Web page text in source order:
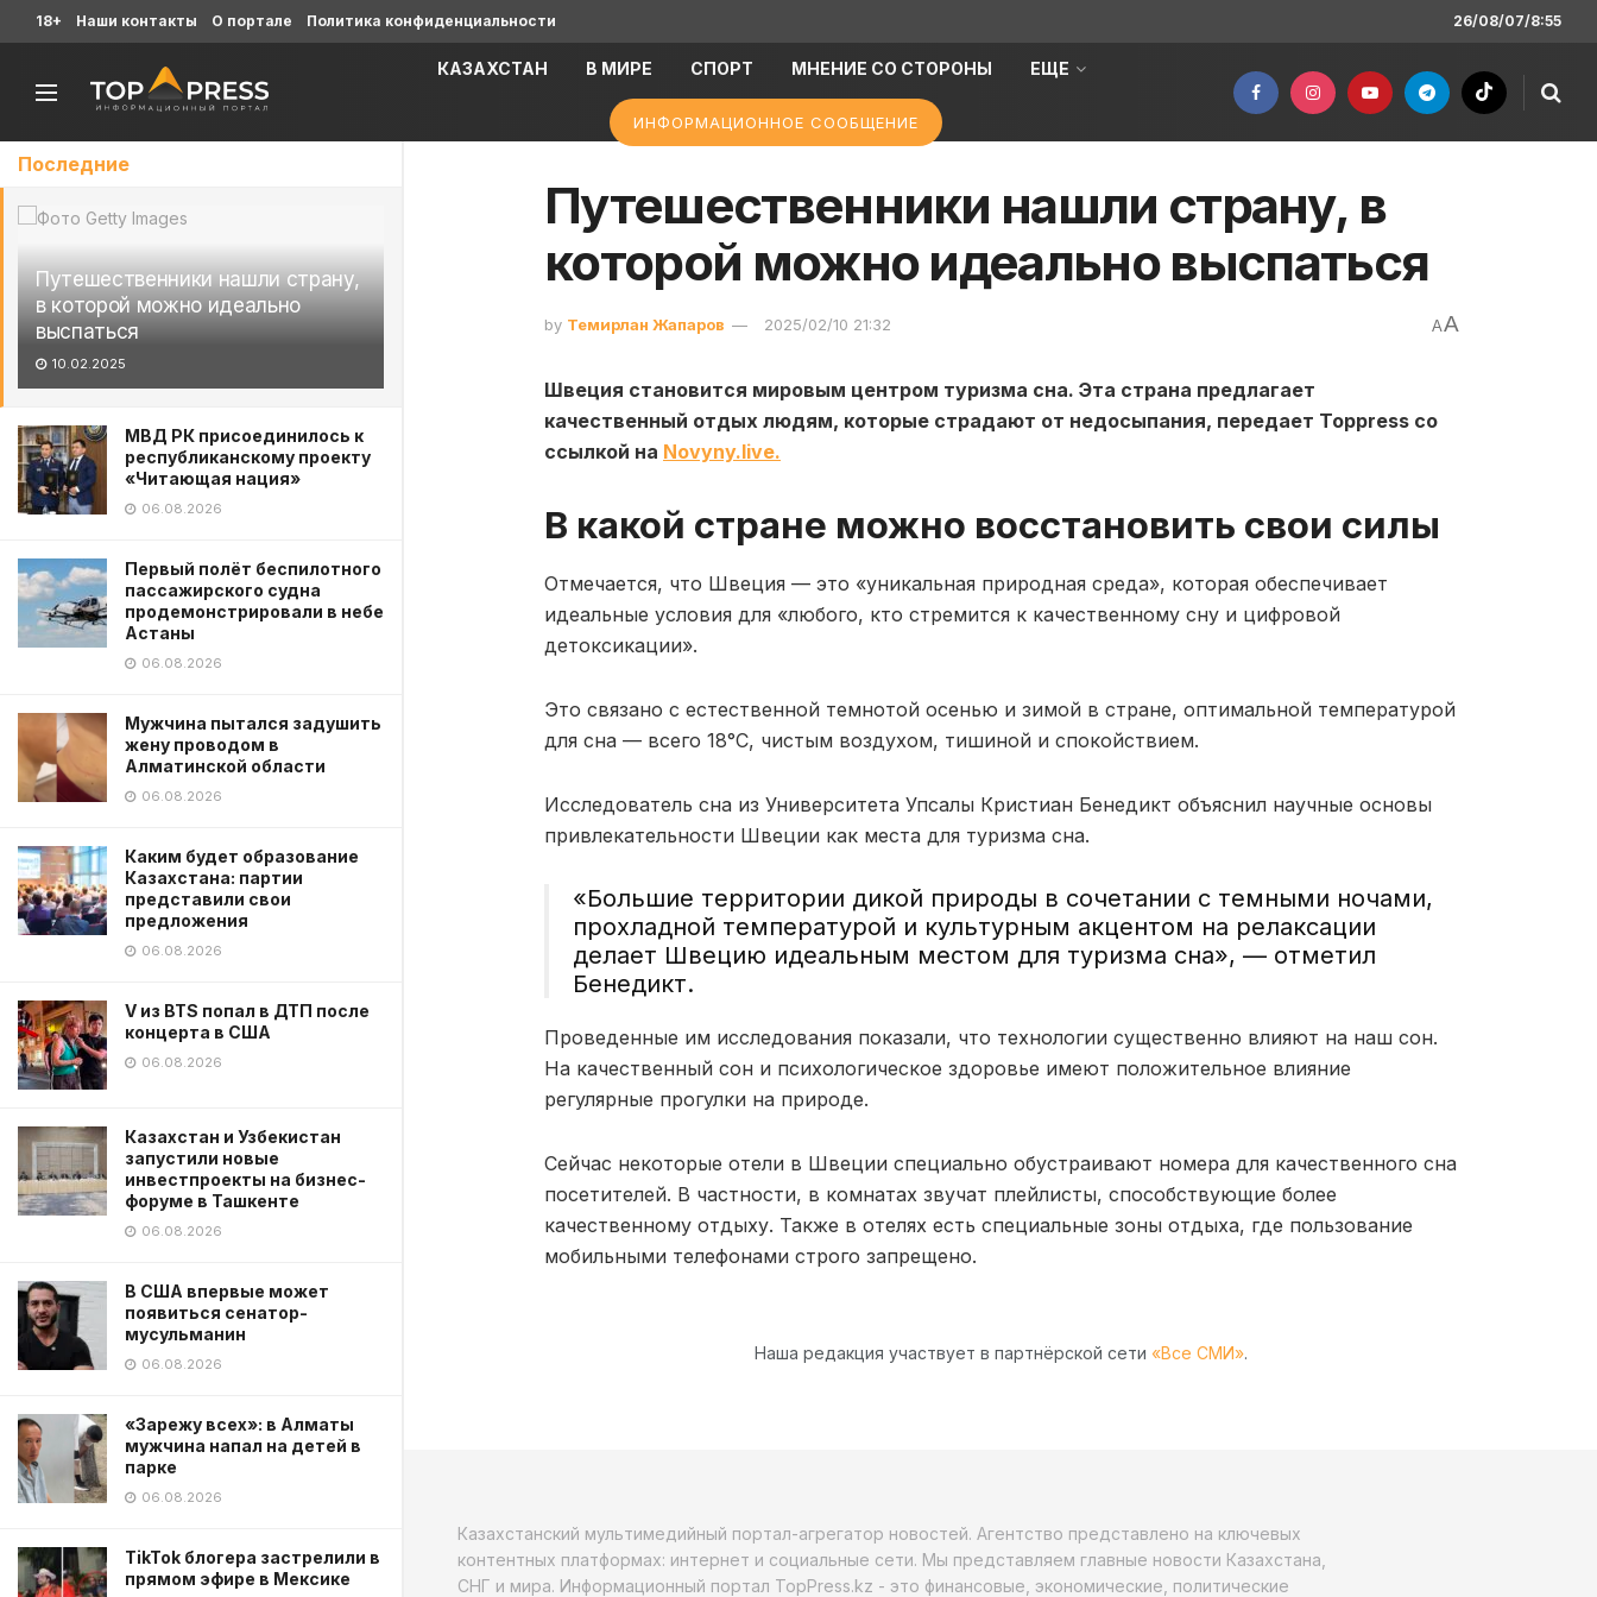
Последние
Путешественники нашли страну,
в которой можно идеально
выспаться
10.02.2025
МВД РК присоединилось к
республиканскому проекту
«Читающая нация»
06.08.2026
Первый полёт беспилотного
пассажирского судна
продемонстрировали в небе
Астаны
06.08.2026
Мужчина пытался задушить
жену проводом в
Алматинской области
06.08.2026
Каким будет образование
Казахстана: партии
представили свои
предложения
06.08.2026
V из BTS попал в ДТП после
концерта в США
06.08.2026
Казахстан и Узбекистан
запустили новые
инвестпроекты на бизнес-
форуме в Ташкенте
06.08.2026
В США впервые может
появиться сенатор-
мусульманин
06.08.2026
«Зарежу всех»: в Алматы
мужчина напал на детей в
парке
06.08.2026
TikTok блогера застрелили в
прямом эфире в Мексике
18+ Наши контакты О портале Политика конфиденциальности 26/08/07/8:55
КАЗАХСТАН В МИРЕ СПОРТ МНЕНИЕ СО СТОРОНЫ ЕЩЕ
ИНФОРМАЦИОННОЕ СООБЩЕНИЕ
Путешественники нашли страну, в
которой можно идеально выспаться
by Темирлан Жапаров 2025/02/10 21:32 AA
Швеция становится мировым центром туризма сна. Эта страна предлагает
качественный отдых людям, которые страдают от недосыпания, передает Toppress со
ссылкой на Novyny.live.
В какой стране можно восстановить свои силы
Отмечается, что Швеция — это «уникальная природная среда», которая обеспечивает
идеальные условия для «любого, кто стремится к качественному сну и цифровой
детоксикации».
Это связано с естественной темнотой осенью и зимой в стране, оптимальной температурой
для сна — всего 18°C, чистым воздухом, тишиной и спокойствием.
Исследователь сна из Университета Упсалы Кристиан Бенедикт объяснил научные основы
привлекательности Швеции как места для туризма сна.
«Большие территории дикой природы в сочетании с темными ночами,
прохладной температурой и культурным акцентом на релаксации
делает Швецию идеальным местом для туризма сна», — отметил
Бенедикт.
Проведенные им исследования показали, что технологии существенно влияют на наш сон.
На качественный сон и психологическое здоровье имеют положительное влияние
регулярные прогулки на природе.
Сейчас некоторые отели в Швеции специально обустраивают номера для качественного сна
посетителей. В частности, в комнатах звучат плейлисты, способствующие более
качественному отдыху. Также в отелях есть специальные зоны отдыха, где пользование
мобильными телефонами строго запрещено.
Наша редакция участвует в партнёрской сети «Все СМИ».
Казахстанский мультимедийный портал-агрегатор новостей. Агентство представлено на ключевых
контентных платформах: интернет и социальные сети. Мы представляем главные новости Казахстана,
СНГ и мира. Информационный портал TopPress.kz - это финансовые, экономические, политические